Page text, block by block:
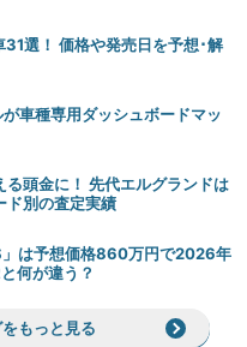
選！ 価格や発売日を予想･解
車種専用ダッシュボードマッ
る頭金に！ 先代エルグランドは
ド別の査定実績
」は予想価格860万円で2026年
何が違う？
もっと見る